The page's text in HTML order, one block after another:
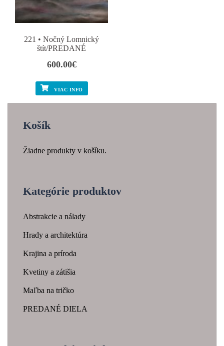
221 • Nočný Lomnický
štít/PREDANÉ
600.00€
VIAC INFO
Košík
Žiadne produkty v košíku.
Kategórie produktov
Abstrakcie a nálady
Hrady a architektúra
Krajina a príroda
Kvetiny a zátišia
Maľba na tričko
PREDANÉ DIELA